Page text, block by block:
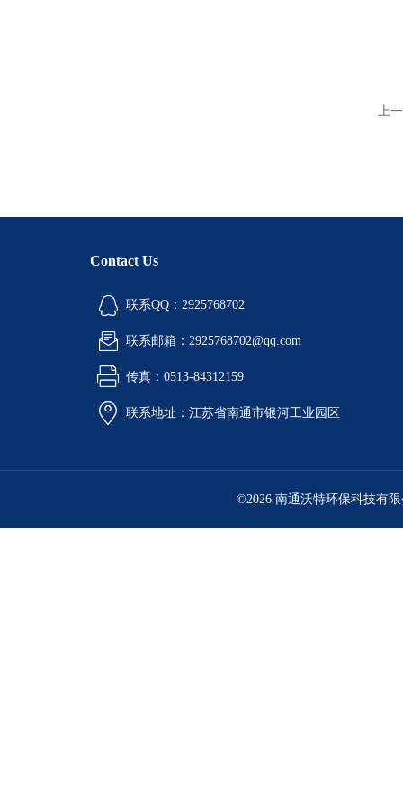
上
Contact Us
联系QQ：2925768702
联系邮箱：2925768702@qq.com
传真：0513-84312159
联系地址：江苏省南通市银河工业园区
©2026 南通沃特环保科技有